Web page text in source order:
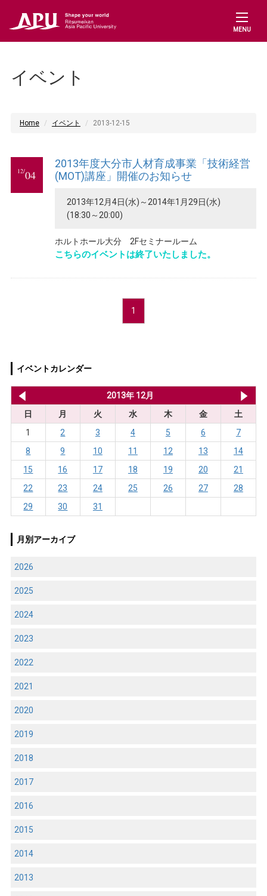
MENU
イベント
Home イベント 2013-12-15
12/04
2013年度大分市人材育成事業「技術経営
(MOT)講座」開催のお知らせ
2013年12月4日(水)～2014年1月29日(水)
(18:30～20:00)
ホルトホール大分 2Fセミナールーム
こちらのイベントは終了いたしました。
1
イベントカレンダー
2013年 12月
日
月 火 水 木 金
土
1
2 3 4 5 6
7
8
9 10 11 12 13
14
15
16 17 18 19 20
21
22
23 24 25 26 27
28
29
30 31
月別アーカイブ
2026
2025
2024
2023
2022
2021
2020
2019
2018
2017
2016
2015
2014
2013